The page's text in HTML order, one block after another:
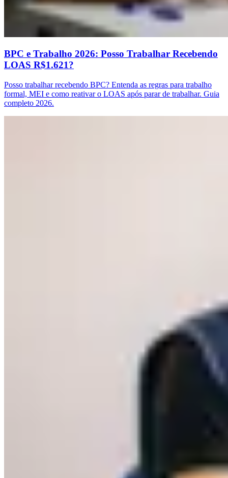
BPC e Trabalho 2026: Posso Trabalhar Recebendo
LOAS R$1.621?
Posso trabalhar recebendo BPC? Entenda as regras para trabalho
formal, MEI e como reativar o LOAS após parar de trabalhar. Guia
completo 2026.